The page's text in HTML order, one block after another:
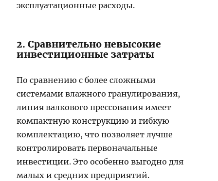
эксплуатационные расходы.
2. Сравнительно невысокие
инвестиционные затраты
По сравнению с более сложными
системами влажного гранулирования,
линия валкового прессования имеет
компактную конструкцию и гибкую
комплектацию, что позволяет лучше
контролировать первоначальные
инвестиции. Это особенно выгодно для
малых и средних предприятий.